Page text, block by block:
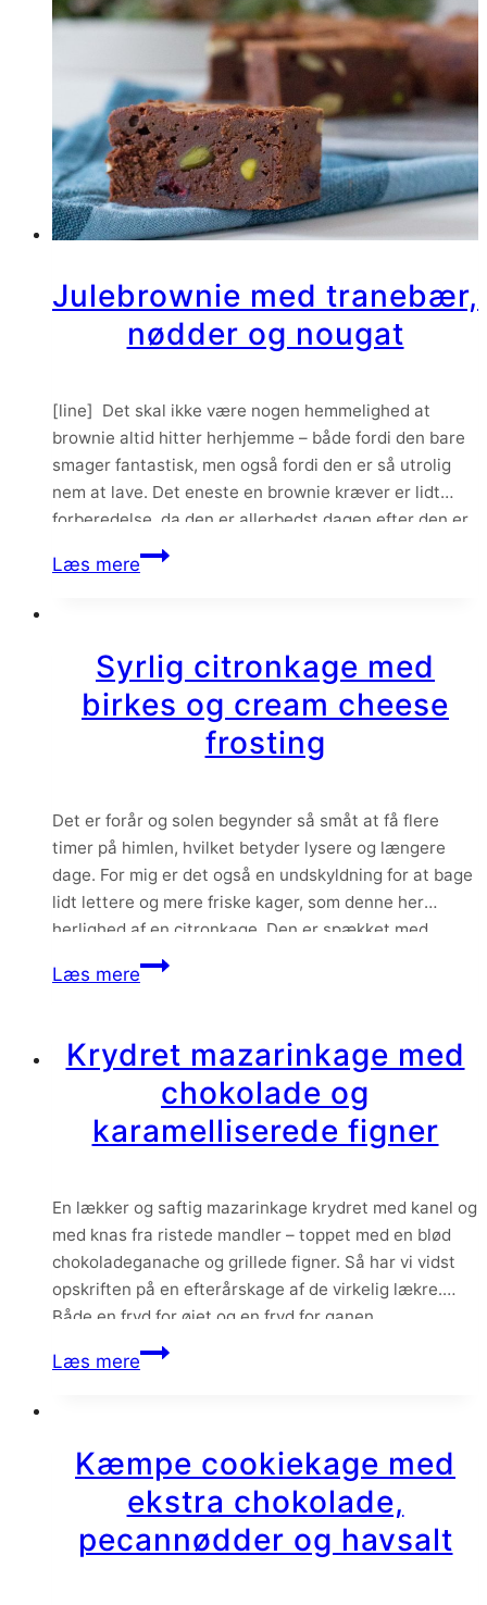
Julebrownie med tranebær,
nødder og nougat
[line] Det skal ikke være nogen hemmelighed at
brownie altid hitter herhjemme – både fordi den bare
smager fantastisk, men også fordi den er så utrolig
nem at lave. Det eneste en brownie kræver er lidt
forberedelse, da den er allerbedst dagen efter den er
bagt. Det betyder dog ikke at man ikke kan
smugspise…
Læs mereJulebrownie
og
nougat
Syrlig citronkage med
birkes og cream cheese
frosting
Det er forår og solen begynder så småt at få flere
timer på himlen, hvilket betyder lysere og længere
dage. For mig er det også en undskyldning for at bage
lidt lettere og mere friske kager, som denne her
herlighed af en citronkage. Den er spækket med
citrus, knasende birkes og så får den følgesvend…
Læs mereSyrlig
birkes
cheese
Krydret mazarinkage med
chokolade og
karamelliserede figner
En lækker og saftig mazarinkage krydret med kanel og
med knas fra ristede mandler – toppet med en blød
chokoladeganache og grillede figner. Så har vi vidst
opskriften på en efterårskage af de virkelig lækre.
Både en fryd for øjet og en fryd for ganen.
Mazarinkage er en af mine favorit basiskager – jeg
elsker…
Læs mereKrydret
og
karamelliserede
figner
Kæmpe cookiekage med
ekstra chokolade,
pecannødder og havsalt